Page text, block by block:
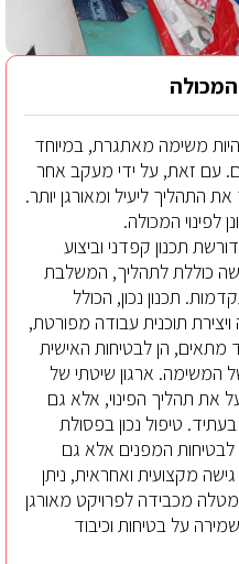
המכולה
להיות משימה מאתגרת, במיוחד
עם זאת, על ידי מעקב אחר
התהליך ליעיל ומאורגן יותר.
לפינוי המכולה.
תכנון קפדני וביצוע
כוללת לתהליך, המשלבת
תכנון נכון, הכולל
תוכנית עבודה מפורטת,
הן לבטיחות האישית
המשימה. ארגון שיטתי של
את תהליך הפינוי, אלא גם
טיפול נכון בפסולת
לבטיחות המפנים אלא גם
מקצועית ואחראית, ניתן
מכבידה לפרויקט מאורגן
על בטיחות וכיבוד